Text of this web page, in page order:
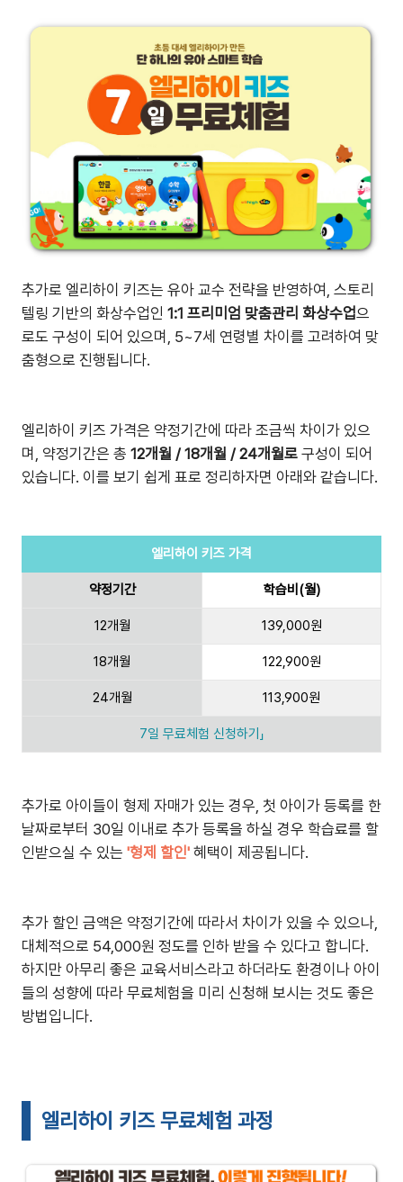
추가로 엘리하이 키즈는 유아 교수 전략을 반영하여, 스토리
텔링 기반의 화상수업인 1:1 프리미엄 맞춤관리 화상수업으
로도 구성이 되어 있으며, 5~7세 연령별 차이를 고려하여 맞
춤형으로 진행됩니다.
엘리하이 키즈 가격은 약정기간에 따라 조금씩 차이가 있으
며, 약정기간은 총 12개월 / 18개월 / 24개월로 구성이 되어
있습니다. 이를 보기 쉽게 표로 정리하자면 아래와 같습니다.
엘리하이 키즈 가격
약정기간 학습비(월)
12개월 139,000원
18개월 122,900원
24개월 113,900원
7일 무료체험 신청하기」
추가로 아이들이 형제 자매가 있는 경우, 첫 아이가 등록를 한
날짜로부터 30일 이내로 추가 등록을 하실 경우 학습료를 할
인받으실 수 있는 '형제 할인' 혜택이 제공됩니다.
추가 할인 금액은 약정기간에 따라서 차이가 있을 수 있으나,
대체적으로 54,000원 정도를 인하 받을 수 있다고 합니다.
하지만 아무리 좋은 교육서비스라고 하더라도 환경이나 아이
들의 성향에 따라 무료체험을 미리 신청해 보시는 것도 좋은
방법입니다.
엘리하이 키즈 무료체험 과정